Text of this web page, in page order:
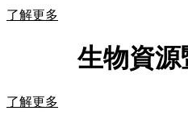
了解更多
生物資
了解更多